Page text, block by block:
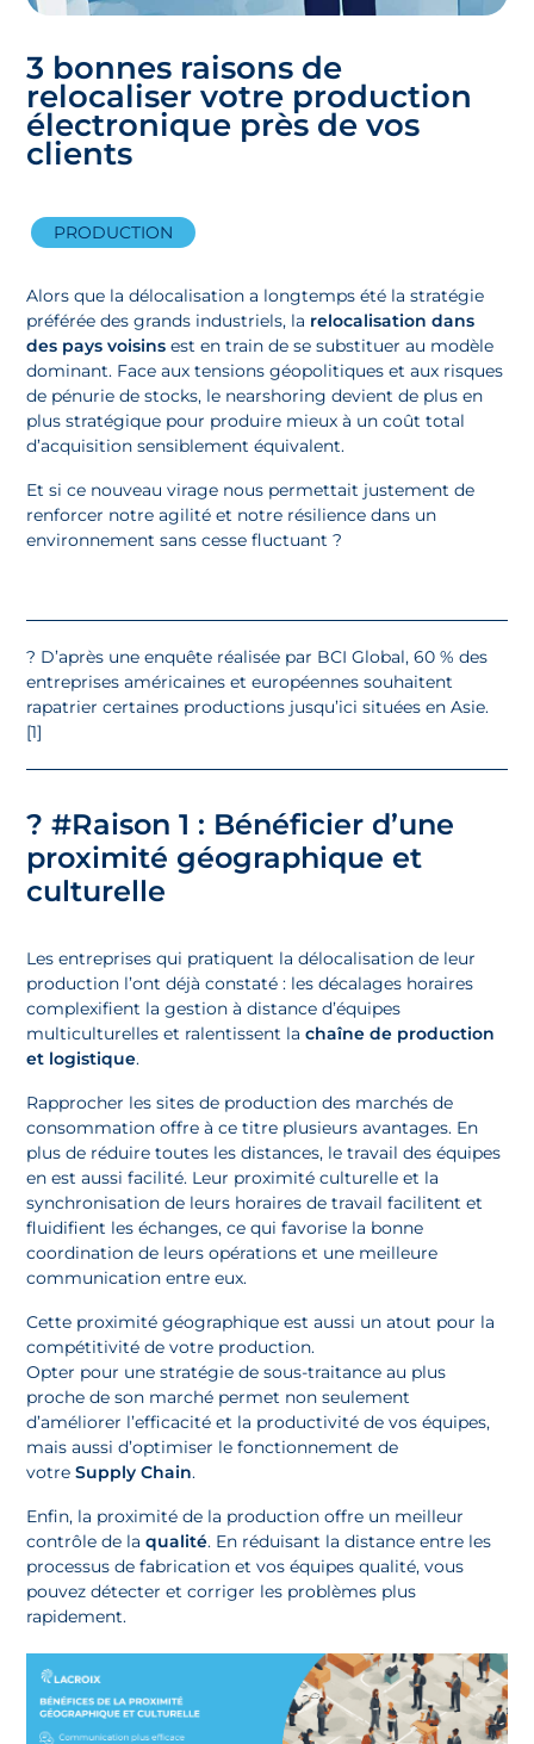
3 bonnes raisons de
relocaliser votre production
électronique près de vos
clients
PRODUCTION
Alors que la délocalisation a longtemps été la stratégie
préférée des grands industriels, la relocalisation dans
des pays voisins est en train de se substituer au modèle
dominant. Face aux tensions géopolitiques et aux risques
de pénurie de stocks, le nearshoring devient de plus en
plus stratégique pour produire mieux à un coût total
d’acquisition sensiblement équivalent.
Et si ce nouveau virage nous permettait justement de
renforcer notre agilité et notre résilience dans un
environnement sans cesse fluctuant ?
? D’après une enquête réalisée par BCI Global, 60 % des
entreprises américaines et européennes souhaitent
rapatrier certaines productions jusqu’ici situées en Asie.
[1]
? #Raison 1 : Bénéficier d’une
proximité géographique et
culturelle
Les entreprises qui pratiquent la délocalisation de leur
production l’ont déjà constaté : les décalages horaires
complexifient la gestion à distance d’équipes
multiculturelles et ralentissent lachaîne de production
et logistique.
Rapprocher les sites de production des marchés de
consommation offre à ce titre plusieurs avantages. En
plus de réduire toutes les distances, le travail des équipes
en est aussi facilité. Leur proximité culturelle et la
synchronisation de leurs horaires de travail facilitent et
fluidifient les échanges, ce qui favorise la bonne
coordination de leurs opérations et une meilleure
communication entre eux.
Cette proximité géographique est aussi un atout pour la
compétitivité de votre production.
Opter pour une stratégie de sous-traitance au plus
proche de son marché permet non seulement
d’améliorer l’efficacité et la productivité de vos équipes,
mais aussi d’optimiser le fonctionnement de
votreSupply Chain.
Enfin, la proximité de la production offre un meilleur
contrôle de laqualité. En réduisant la distance entre les
processus de fabrication et vos équipes qualité, vous
pouvez détecter et corriger les problèmes plus
rapidement.